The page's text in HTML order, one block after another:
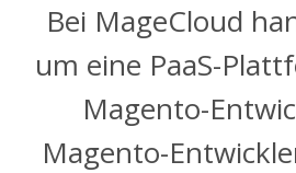
PARTNER
Bei MageCloud
um eine PaaS-
Magento-
Magento-